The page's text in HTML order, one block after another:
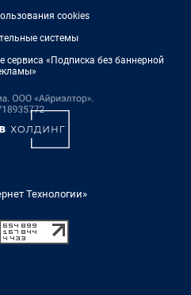
cookies
системы
сервиса «Подписка без баннерной
Технологии»